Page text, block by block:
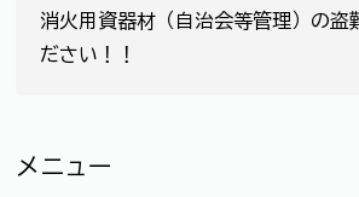
消火用資器材（自治会等管理）の盗
ださい！！
メニュー